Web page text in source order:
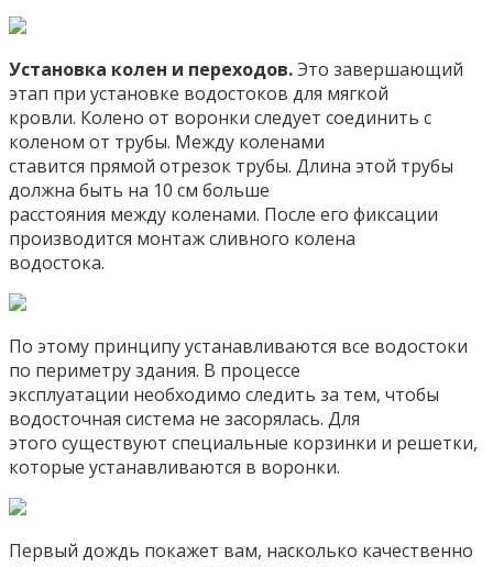
Установка колен и переходов.Это завершающий
этап при установке водостоков для мягкой
кровли. Колено от воронки следует соединить с
коленом от трубы. Между коленами
ставится прямой отрезок трубы. Длина этой трубы
должна быть на 10 см больше
расстояния между коленами. После его фиксации
производится монтаж сливного колена
водостока.
По этому принципу устанавливаются все водостоки
по периметру здания. В процессе
эксплуатации необходимо следить за тем, чтобы
водосточная система не засорялась. Для
этого существуют специальные корзинки и решетки,
которые устанавливаются в воронки.
Первый дождь покажет вам, насколько качественно